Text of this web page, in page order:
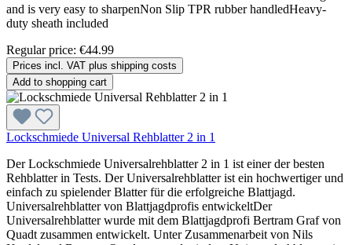
and is very easy to sharpenNon Slip TPR rubber handledHeavy-
duty sheath included
Regular price: €44.99
Prices incl. VAT plus shipping costs
Add to shopping cart
Lockschmiede Universal Rehblatter 2 in 1
Der Lockschmiede Universalrehblatter 2 in 1 ist einer der besten
Rehblatter in Tests. Der Universalrehblatter ist ein hochwertiger und
einfach zu spielender Blatter für die erfolgreiche Blattjagd.
Universalrehblatter von Blattjagdprofis entwickeltDer
Universalrehblatter wurde mit dem Blattjagdprofi Bertram Graf von
Quadt zusammen entwickelt. Unter Zusammenarbeit von Nils